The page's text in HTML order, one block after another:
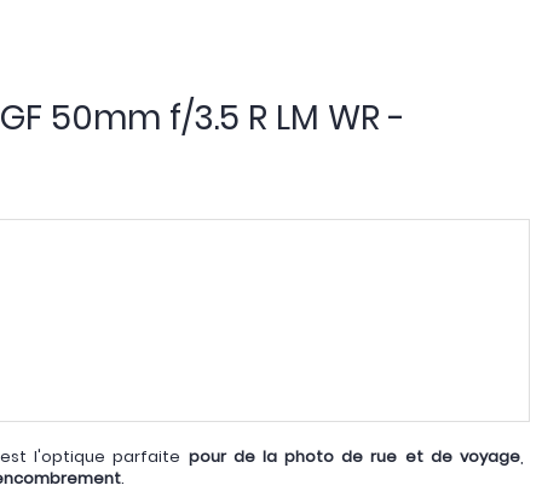
50mm f/3.5 R LM WR -
l'optique parfaite pour de la photo de rue et de voyage,
.